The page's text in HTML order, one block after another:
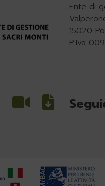
Ente di
15020
P.Iva